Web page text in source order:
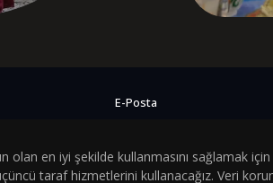
E-Posta
en iyi şekilde kullanmasını sağlamak
taraf hizmetlerini kullanacağız. Veri